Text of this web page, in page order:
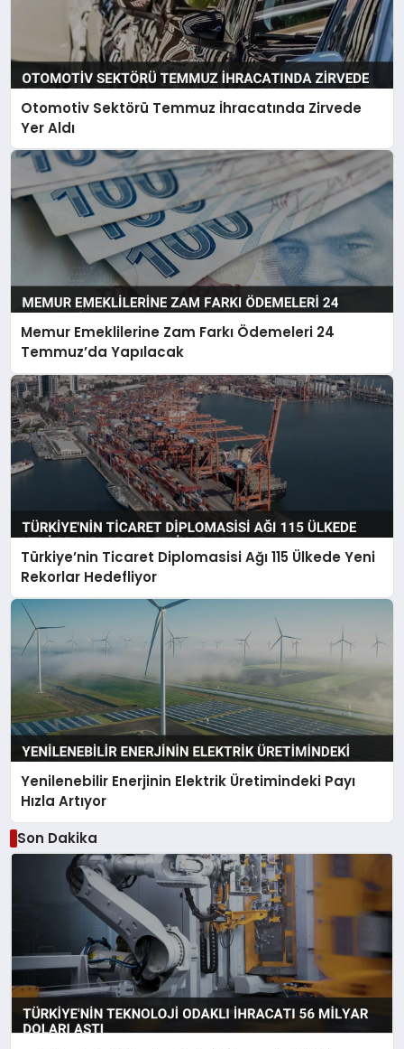
Otomotiv Sektörü Temmuz İhracatında Zirvede
Yer Aldı
Memur Emeklilerine Zam Farkı Ödemeleri 24
Temmuz’da Yapılacak
Türkiye’nin Ticaret Diplomasisi Ağı 115 Ülkede Yeni
Rekorlar Hedefliyor
Yenilenebilir Enerjinin Elektrik Üretimindeki Payı
Hızla Artıyor
Son Dakika